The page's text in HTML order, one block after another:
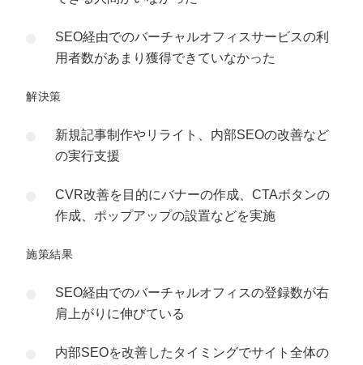
SEO経由でのバーチャルオフィスサービスの利
用者数があまり獲得できていなかった
解決策
新規記事制作やリライト、内部SEOの改善など
の実行支援
CVR改善を目的にバナーの作成、CTAボタンの
作成、ポップアップの設置などを実施
施策結果
SEO経由でのバーチャルオフィスの登録数が右
肩上がりに伸びている
内部SEOを改善したタイミングでサイト全体の